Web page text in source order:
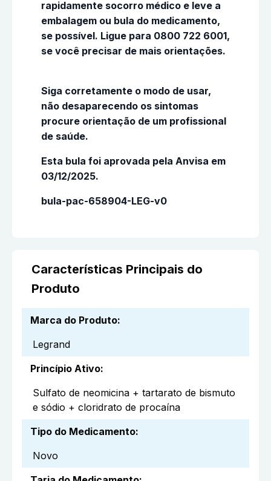
rapidamente socorro médico e leve a
embalagem ou bula do medicamento,
se possível. Ligue para 0800 722 6001,
se você precisar de mais orientações.
Siga corretamente o modo de usar,
não desaparecendo os sintomas
procure orientação de um profissional
de saúde.
Esta bula foi aprovada pela Anvisa em
03/12/2025.
bula-pac-658904-LEG-v0
Características Principais do
Produto
Marca do Produto:
Legrand
Princípio Ativo:
Sulfato de neomicina + tartarato de bismuto
e sódio + cloridrato de procaína
Tipo do Medicamento:
Novo